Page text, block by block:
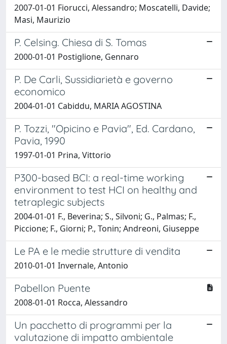
2007-01-01 Fiorucci, Alessandro; Moscatelli, Davide;
Masi, Maurizio
P. Celsing. Chiesa di S. Tomas
2000-01-01 Postiglione, Gennaro
P. De Carli, Sussidiarietà e governo
economico
2004-01-01 Cabiddu, MARIA AGOSTINA
P. Tozzi, "Opicino e Pavia", Ed. Cardano,
Pavia, 1990
1997-01-01 Prina, Vittorio
P300-based BCI: a real-time working
environment to test HCI on healthy and
tetraplegic subjects
2004-01-01 F., Beverina; S., Silvoni; G., Palmas; F.,
Piccione; F., Giorni; P., Tonin; Andreoni, Giuseppe
Le PA e le medie strutture di vendita
2010-01-01 Invernale, Antonio
Pabellon Puente
2008-01-01 Rocca, Alessandro
Un pacchetto di programmi per la
valutazione di impatto ambientale